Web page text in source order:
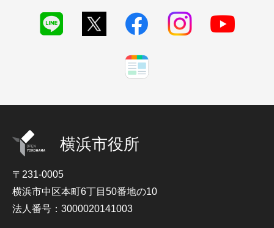
横浜市役所
〒231-0005
横浜市中区本町6丁目50番地の10
法人番号：3000020141003